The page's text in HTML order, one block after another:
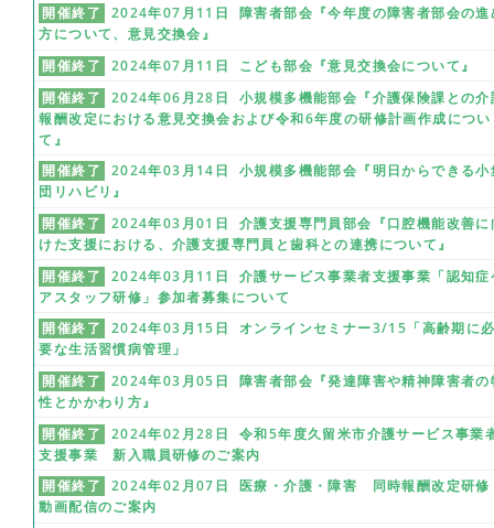
開催終了
2024年07月11日 障害者部会『今年度の障害者部会の進
方について、意見交換会』
開催終了
2024年07月11日 こども部会『意見交換会について』
開催終了
2024年06月28日 小規模多機能部会『介護保険課との介
報酬改定における意見交換会および令和6年度の研修計画作成につい
て』
開催終了
2024年03月14日 小規模多機能部会『明日からできる小
団リハビリ』
開催終了
2024年03月01日 介護支援専門員部会『口腔機能改善に
けた支援における、介護支援専門員と歯科との連携について』
開催終了
2024年03月11日 介護サービス事業者支援事業「認知症
アスタッフ研修」参加者募集について
開催終了
2024年03月15日 オンラインセミナー3/15「高齢期に
要な生活習慣病管理」
開催終了
2024年03月05日 障害者部会『発達障害や精神障害者の
性とかかわり方』
開催終了
2024年02月28日 令和5年度久留米市介護サービス事業
支援事業 新入職員研修のご案内
開催終了
2024年02月07日 医療・介護・障害 同時報酬改定研
動画配信のご案内